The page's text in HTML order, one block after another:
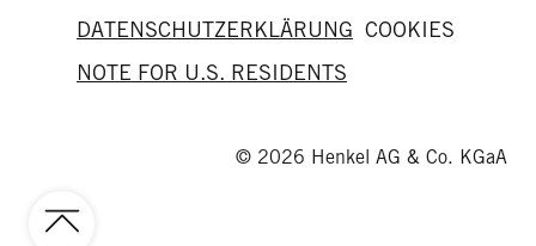
DATENSCHUTZERKLÄRUNG COOKIES
NOTE FOR U.S. RESIDENTS
© 2026 Henkel AG & Co. KGaA